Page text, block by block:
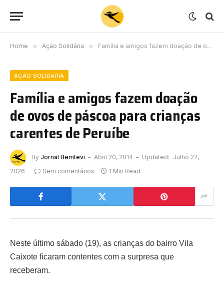
Home » Ação Solidária » Família e amigos fazem doação de ovos de páscoa para crianças carentes de Peruíbe
AÇÃO SOLIDÁRIA
Família e amigos fazem doação
de ovos de páscoa para crianças
carentes de Peruíbe
By Jornal Bemtevi Abril 20, 2014 Updated: Julho 22,
2026
Sem comentários 1 Min Read
Neste último sábado (19), as crianças do bairro Vila
Caixote ficaram contentes com a surpresa que
receberam.